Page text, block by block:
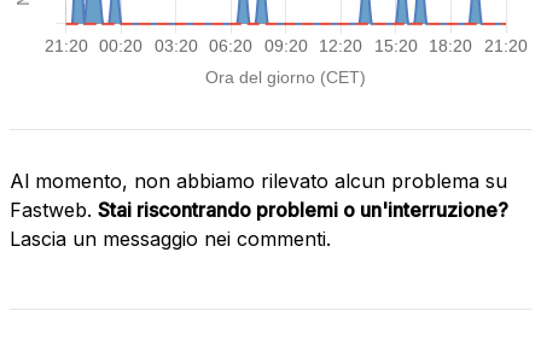
Al momento, non abbiamo rilevato alcun problema su
Fastweb. Stai riscontrando problemi o un'interruzione?
Lascia un messaggio nei commenti.